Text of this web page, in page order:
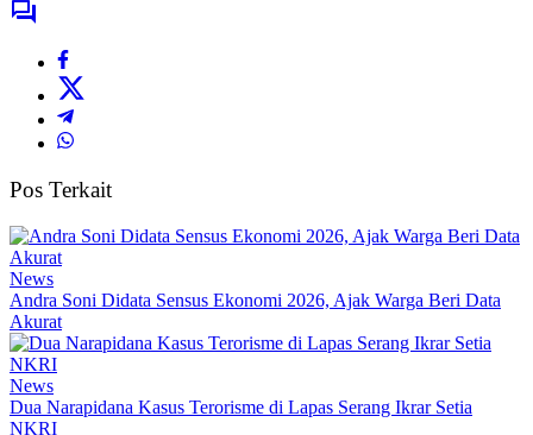
Pos Terkait
News
Andra Soni Didata Sensus Ekonomi 2026, Ajak Warga Beri Data
Akurat
News
Dua Narapidana Kasus Terorisme di Lapas Serang Ikrar Setia
NKRI